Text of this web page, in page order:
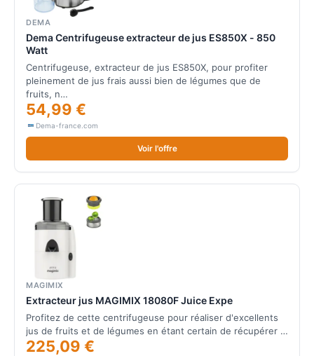
DEMA
Dema Centrifugeuse extracteur de jus ES850X - 850
Watt
Centrifugeuse, extracteur de jus ES850X, pour profiter
pleinement de jus frais aussi bien de légumes que de
fruits, n…
54,99 €
Dema-france.com
Voir l'offre
MAGIMIX
Extracteur jus MAGIMIX 18080F Juice Expe
Profitez de cette centrifugeuse pour réaliser d'excellents
jus de fruits et de légumes en étant certain de récupérer …
225,09 €